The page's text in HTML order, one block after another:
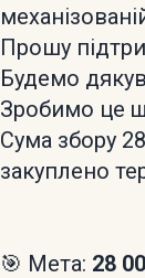
Прошу
Будемо
Зробимо це
Сума збору
закуплено
🎯 Мета: 28